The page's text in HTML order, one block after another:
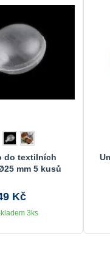
do textilních
mm 5 kusů
Kč
3ks